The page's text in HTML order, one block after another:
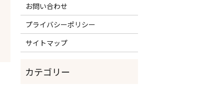
お問い合わせ
プライバシーポリシー
サイトマップ